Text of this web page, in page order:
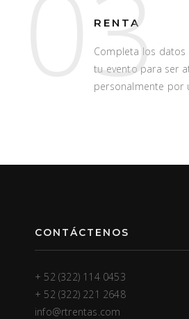
RENTA
Completa los
tu evento para ser
personalmente por
CONTÁCTENOS
+ 52 (322) 114 0453
+ 52 (322) 221 2648
info@rtrentas.com